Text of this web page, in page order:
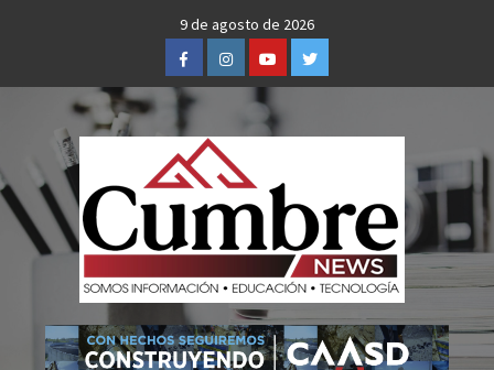
9 de agosto de 2026
FacebookInstagramYoutubeTwitter